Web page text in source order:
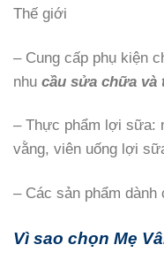
Thế giới
– Cung cấp phụ kiện
nhu cầu sửa chữa và
– Thực phẩm lợi sữa:
vằng, viên uống lợi
– Các sản phẩm dành
Vì sao chọn Mẹ